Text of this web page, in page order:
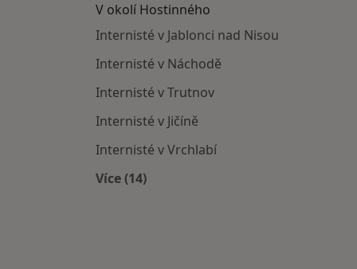
V okolí Hostinného
Internisté v Jablonci nad Nisou
Internisté v Náchodě
Internisté v Trutnov
Internisté v Jičíně
Internisté v Vrchlabí
Více (14)